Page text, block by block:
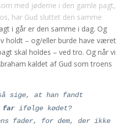
med jøderne i den gamle pagt,
har Gud sluttet den samme
i går er den samme i dag. Og
holdt – og/eller burde have været
skal holdes – ved tro. Og når vi
kaldet af Gud som troens
sige, at han fandt
farifølge kødet?
fader, for dem, der ikke